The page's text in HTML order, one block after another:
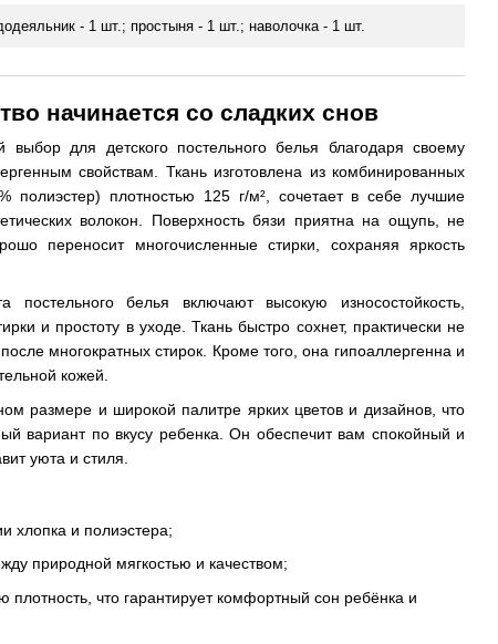
- 1 шт.; простыня - 1 шт.; наволочка - 1 шт.
начинается со сладких снов
для детского постельного белья благодаря своему
свойствам. Ткань изготовлена из комбинированных
полиэстер) плотностью 125 г/м², сочетает в себе лучшие
волокон. Поверхность бязи приятна на ощупь, не
переносит многочисленные стирки, сохраняя яркость
постельного белья включают высокую износостойкость,
и простоту в уходе. Ткань быстро сохнет, практически не
многократных стирок. Кроме того, она гипоаллергенна и
кожей.
размере и широкой палитре ярких цветов и дизайнов, что
вариант по вкусу ребенка. Он обеспечит вам спокойный и
уюта и стиля.
хлопка и полиэстера;
природной мягкостью и качеством;